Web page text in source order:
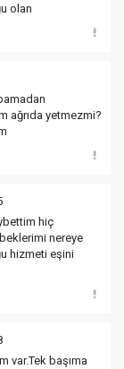
olan
ağrıda yetmezmi?
hiç
nereye
hizmeti eşini
var.Tek başıma